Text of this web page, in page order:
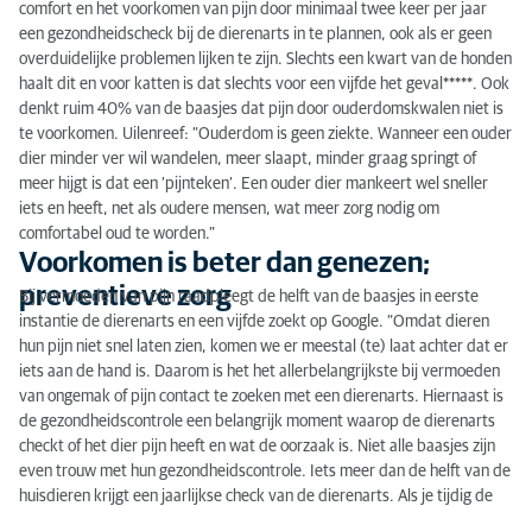
comfort en het voorkomen van pijn door minimaal twee keer per jaar
een gezondheidscheck bij de dierenarts in te plannen, ook als er geen
overduidelijke problemen lijken te zijn. Slechts een kwart van de honden
haalt dit en voor katten is dat slechts voor een vijfde het geval*****. Ook
denkt ruim 40% van de baasjes dat pijn door ouderdomskwalen niet is
te voorkomen. Uilenreef: “Ouderdom is geen ziekte. Wanneer een ouder
dier minder ver wil wandelen, meer slaapt, minder graag springt of
meer hijgt is dat een ‘pijnteken’. Een ouder dier mankeert wel sneller
iets en heeft, net als oudere mensen, wat meer zorg nodig om
comfortabel oud te worden.”
Voorkomen is beter dan genezen;
preventieve zorg
Bij vermoeden van pijn raadpleegt de helft van de baasjes in eerste
instantie de dierenarts en een vijfde zoekt op Google. “Omdat dieren
hun pijn niet snel laten zien, komen we er meestal (te) laat achter dat er
iets aan de hand is. Daarom is het het allerbelangrijkste bij vermoeden
van ongemak of pijn contact te zoeken met een dierenarts. Hiernaast is
de gezondheidscontrole een belangrijk moment waarop de dierenarts
checkt of het dier pijn heeft en wat de oorzaak is. Niet alle baasjes zijn
even trouw met hun gezondheidscontrole. Iets meer dan de helft van de
huisdieren krijgt een jaarlijkse check van de dierenarts. Als je tijdig de